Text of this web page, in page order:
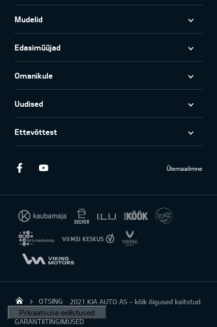
Mudelid
Edasimüüjad
Omanikule
Uudised
Ettevõttest
Facebook Ülemaailmne
KIA AUTO AS
OTSING 2021 KIA AUTO AS - kõik õigused kaitstud.
GARANTIITINGIMUSED